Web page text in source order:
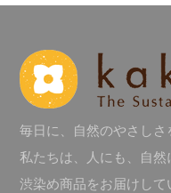
毎日に、自然のやさしさ
私たちは、人にも、自
渋染め商品をお届けして